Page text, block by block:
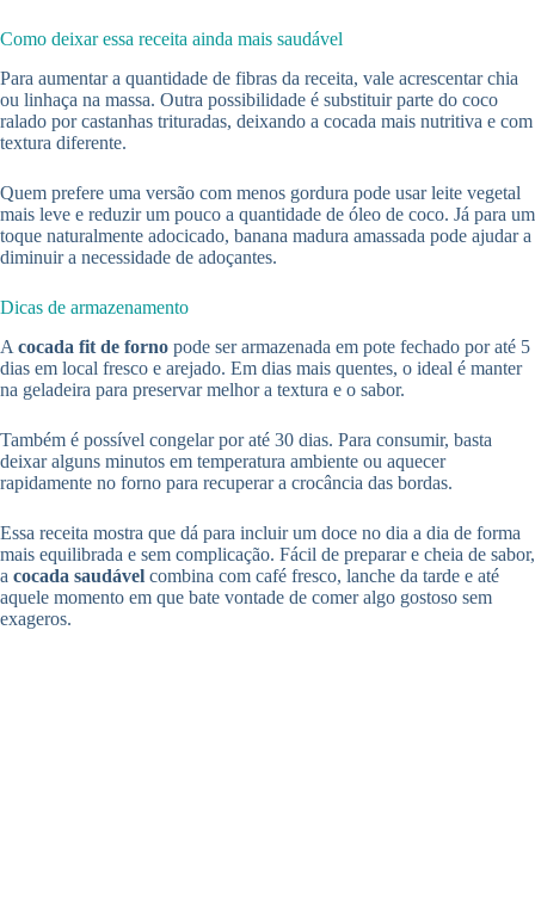
Como deixar essa receita ainda mais saudável
Para aumentar a quantidade de fibras da receita, vale acrescentar chia
ou linhaça na massa. Outra possibilidade é substituir parte do coco
ralado por castanhas trituradas, deixando a cocada mais nutritiva e com
textura diferente.
Quem prefere uma versão com menos gordura pode usar leite vegetal
mais leve e reduzir um pouco a quantidade de óleo de coco. Já para um
toque naturalmente adocicado, banana madura amassada pode ajudar a
diminuir a necessidade de adoçantes.
Dicas de armazenamento
A cocada fit de forno pode ser armazenada em pote fechado por até 5
dias em local fresco e arejado. Em dias mais quentes, o ideal é manter
na geladeira para preservar melhor a textura e o sabor.
Também é possível congelar por até 30 dias. Para consumir, basta
deixar alguns minutos em temperatura ambiente ou aquecer
rapidamente no forno para recuperar a crocância das bordas.
Essa receita mostra que dá para incluir um doce no dia a dia de forma
mais equilibrada e sem complicação. Fácil de preparar e cheia de sabor,
a cocada saudável combina com café fresco, lanche da tarde e até
aquele momento em que bate vontade de comer algo gostoso sem
exageros.